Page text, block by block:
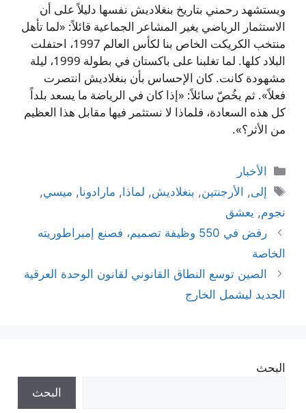
ويستشهد رحمني بتاريخ بنغلاديش نفسها دليلاً على أن
الاستثمار الرياضي يغير المشاعر الجماعية قائلاً: «لما تأهل
منتخب الكريكت الخاص بنا لكأس العالم 1997، احتفلت
البلاد كلها. لما تغلبنا على باكستان في بطولة 1999، ليلة
مشهودة كانت. كان الإحساس بأن بنغلاديش انتصرت
فعلاً». ثم يخُصّ سائلاً: «إذا كان في الرياضة ما يسعد بلداً
كل هذه السعادة، فلماذا لا نستثمر فيها مقابل هذا العظيم
من الأثر؟».
التصنيفات
الأخبار
الوسوم
إلى, الأرجنتين, بنغلاديش, لماذا, مارادونا, ميسي,
نجوم, يعشق
رفض في 550 وظيفة تصميم، فصنع إمبراطوريته
الخاصة
الصين توسع النطاق القانوني لقانون الوحدة العرقية
الجديد ليشمل الخارج
البحث
البحث